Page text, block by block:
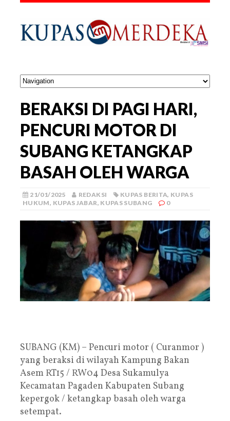
BERAKSI DI PAGI HARI,
PENCURI MOTOR DI
SUBANG KETANGKAP
BASAH OLEH WARGA
21/01/2025 REDAKSI KUPAS BERITA, KUPAS
HUKUM, KUPAS JABAR, KUPAS SUBANG 0
SUBANG (KM) – Pencuri motor ( Curanmor )
yang beraksi di wilayah Kampung Bakan
Asem RT15 / RW04 Desa Sukamulya
Kecamatan Pagaden Kabupaten Subang
kepergok / ketangkap basah oleh warga
setempat.